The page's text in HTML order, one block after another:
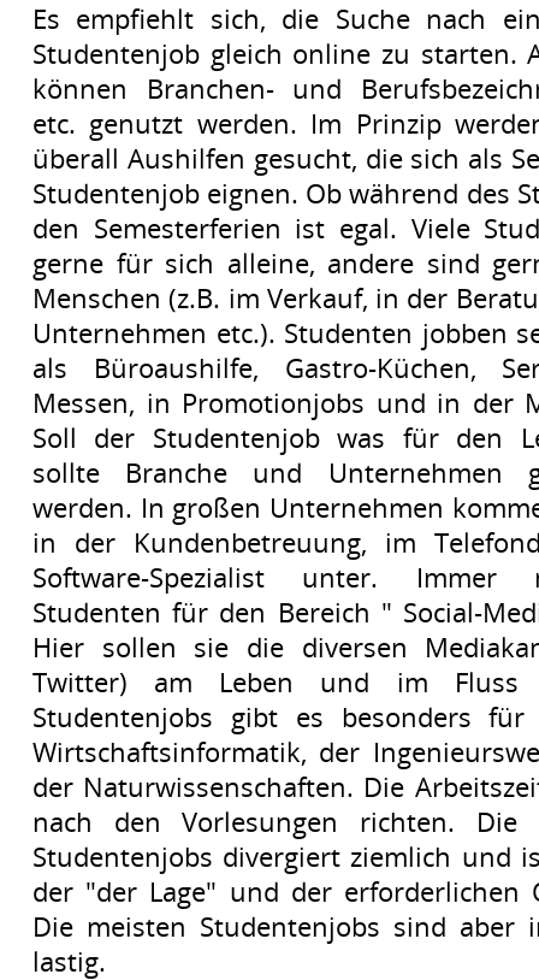
Es empfiehlt sich, die Suche nach
Studentenjob gleich online zu starten.
können Branchen- und
etc. genutzt werden. Im Prinzip
überall Aushilfen gesucht, die sich als
Studentenjob eignen. Ob während des
den Semesterferien ist egal. Viele
gerne für sich alleine, andere sind
Menschen (z.B. im Verkauf, in der
Unternehmen etc.). Studenten jobben
als Büroaushilfe, Gastro-Küchen,
Messen, in Promotionjobs und in der
Soll der Studentenjob was für den
sollte Branche und Unternehmen
werden. In großen Unternehmen
in der Kundenbetreuung, im
Software-Spezialist unter. Immer
Studenten für den Bereich " Social-
Hier sollen sie die diversen
Twitter) am Leben und im Fluss
Studentenjobs gibt es besonders für
Wirtschaftsinformatik, der
der Naturwissenschaften. Die
nach den Vorlesungen richten. Die
Studentenjobs divergiert ziemlich und
der "der Lage" und der erforderlichen
Die meisten Studentenjobs sind aber
lastig.